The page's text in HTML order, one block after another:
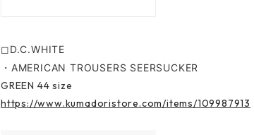
◻︎D.C.WHITE
・AMERICAN TROUSERS SEERSUCKER
GREEN 44 size
https://www.kumadoristore.com/items/109987913